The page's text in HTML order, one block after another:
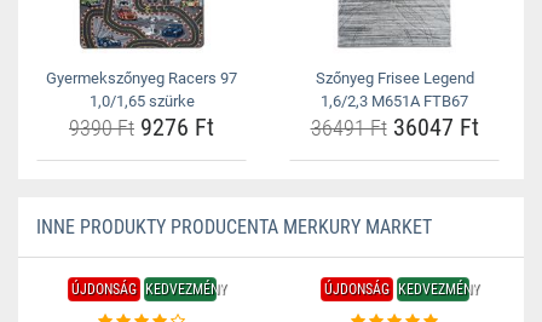
Gyermekszőnyeg Racers 97
1,0/1,65 szürke
9390 Ft 9276 Ft
Szőnyeg Frisee Legend
1,6/2,3 M651A FTB67
36491 Ft36047 Ft
INNE PRODUKTY PRODUCENTA MERKURY MARKET
ÚJDONSÁG KEDVEZMÉNY ÚJDONSÁG KEDVEZMÉNY